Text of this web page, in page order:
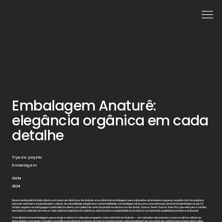
Embalagem Anaturê:
elegância orgânica em cada
detalhe
Tipo de projeto
Embalagem
Data
2024
Desenvolvida pelo Estúdio Labuta com base nas diretrizes da Anaturê, a nova linha de embalagens para sabonetes artesanais e veganos respeita a forma orgânica
única de cada barra. Inspirada pelos valores de naturalidade, elegância e sustentabilidade, a embalagem atua como uma extensão sensível da identidade visual. Os
rótulos seguem uma linguagem minimalista e direta, com paleta de cores inspirada na natureza e nas fontes Source Serif e Source Sans Pro, que reforçam o caráter
humanista e delicado da marca. Cada caixa foi projetada sem plásticos, destacando a singularidade do produto e comunicando qualidade premium e artesanal.
O resultado é uma embalagem que protege e valoriza o sabonete enquanto conta a história da Anaturê — um santuário natural para o corpo e a alma, voltado ao
autocuidado consciente. O projeto corporifica visualmente a missão da marca, transformando cada embalagem em um ponto de contato memorável, tanto online